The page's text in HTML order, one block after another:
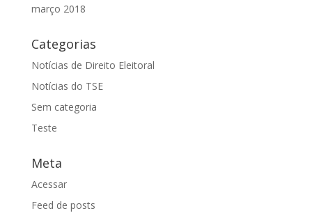
março 2018
Categorias
Notícias de Direito Eleitoral
Notícias do TSE
Sem categoria
Teste
Meta
Acessar
Feed de posts